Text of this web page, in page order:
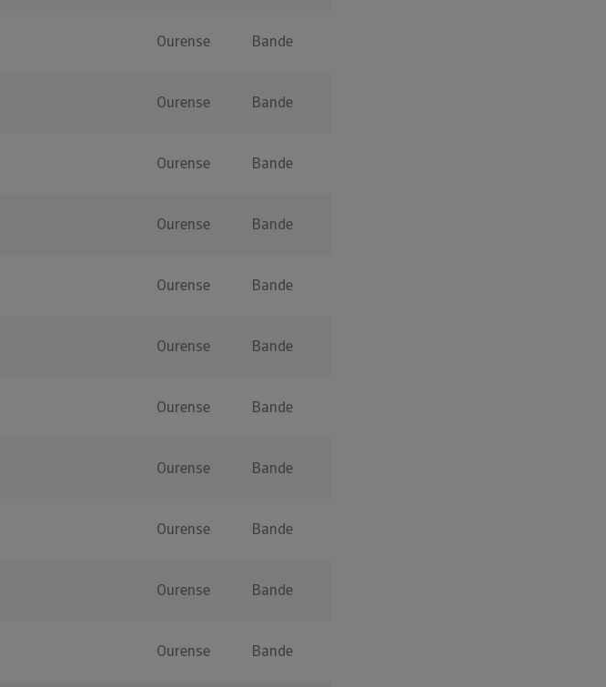
Ourense Bande
Ourense Bande
Ourense Bande
Ourense Bande
Ourense Bande
Ourense Bande
Ourense Bande
Ourense Bande
Ourense Bande
Ourense Bande
Ourense Bande